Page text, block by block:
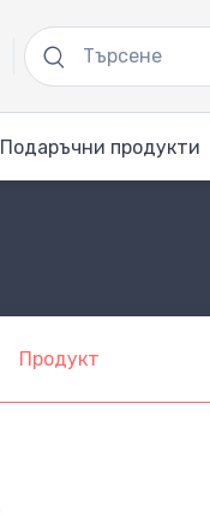
Подаръчни продукти
Продукт